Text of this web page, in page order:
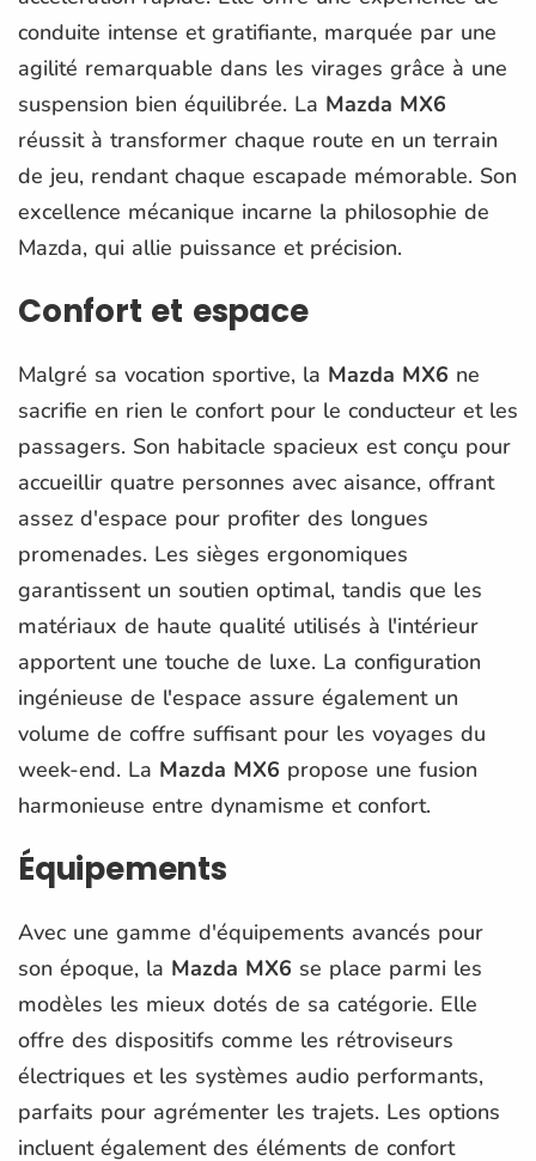
conduite intense et gratifiante, marquée par une
agilité remarquable dans les virages grâce à une
suspension bien équilibrée. La Mazda MX6
réussit à transformer chaque route en un terrain
de jeu, rendant chaque escapade mémorable. Son
excellence mécanique incarne la philosophie de
Mazda, qui allie puissance et précision.
Confort et espace
Malgré sa vocation sportive, la Mazda MX6 ne
sacrifie en rien le confort pour le conducteur et les
passagers. Son habitacle spacieux est conçu pour
accueillir quatre personnes avec aisance, offrant
assez d'espace pour profiter des longues
promenades. Les sièges ergonomiques
garantissent un soutien optimal, tandis que les
matériaux de haute qualité utilisés à l'intérieur
apportent une touche de luxe. La configuration
ingénieuse de l'espace assure également un
volume de coffre suffisant pour les voyages du
week-end. La Mazda MX6 propose une fusion
harmonieuse entre dynamisme et confort.
Équipements
Avec une gamme d'équipements avancés pour
son époque, la Mazda MX6 se place parmi les
modèles les mieux dotés de sa catégorie. Elle
offre des dispositifs comme les rétroviseurs
électriques et les systèmes audio performants,
parfaits pour agrémenter les trajets. Les options
incluent également des éléments de confort